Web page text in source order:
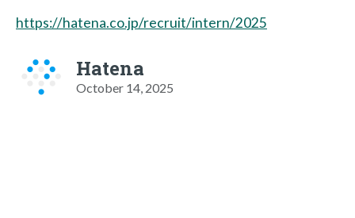
https://hatena.co.jp/recruit/intern/2025
Hatena
October 14, 2025